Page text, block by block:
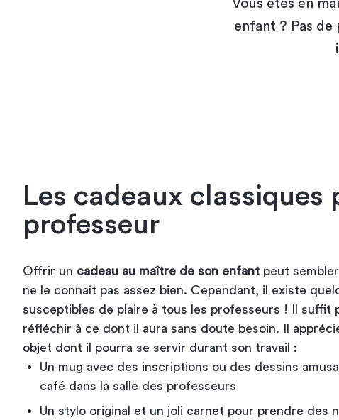
Vous êtes en
enfant ? Pas
Les cadeaux classiques
professeur
Offrir un cadeau au maître de son enfant peut
ne le connaît pas assez bien. Cependant, il existe
susceptibles de plaire à tous les professeurs ! Il suffit
réfléchir à ce dont il aura sans doute besoin. Il
objet dont il pourra se servir durant son travail :
Un mug avec des inscriptions ou des dessins
café dans la salle des professeurs
Un stylo original et un joli carnet pour prendre des